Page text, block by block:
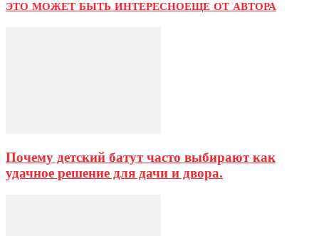
ЭТО МОЖЕТ БЫТЬ ИНТЕРЕСНОЕЩЕ ОТ АВТОРА
Почему детский батут часто выбирают как
удачное решение для дачи и двора.